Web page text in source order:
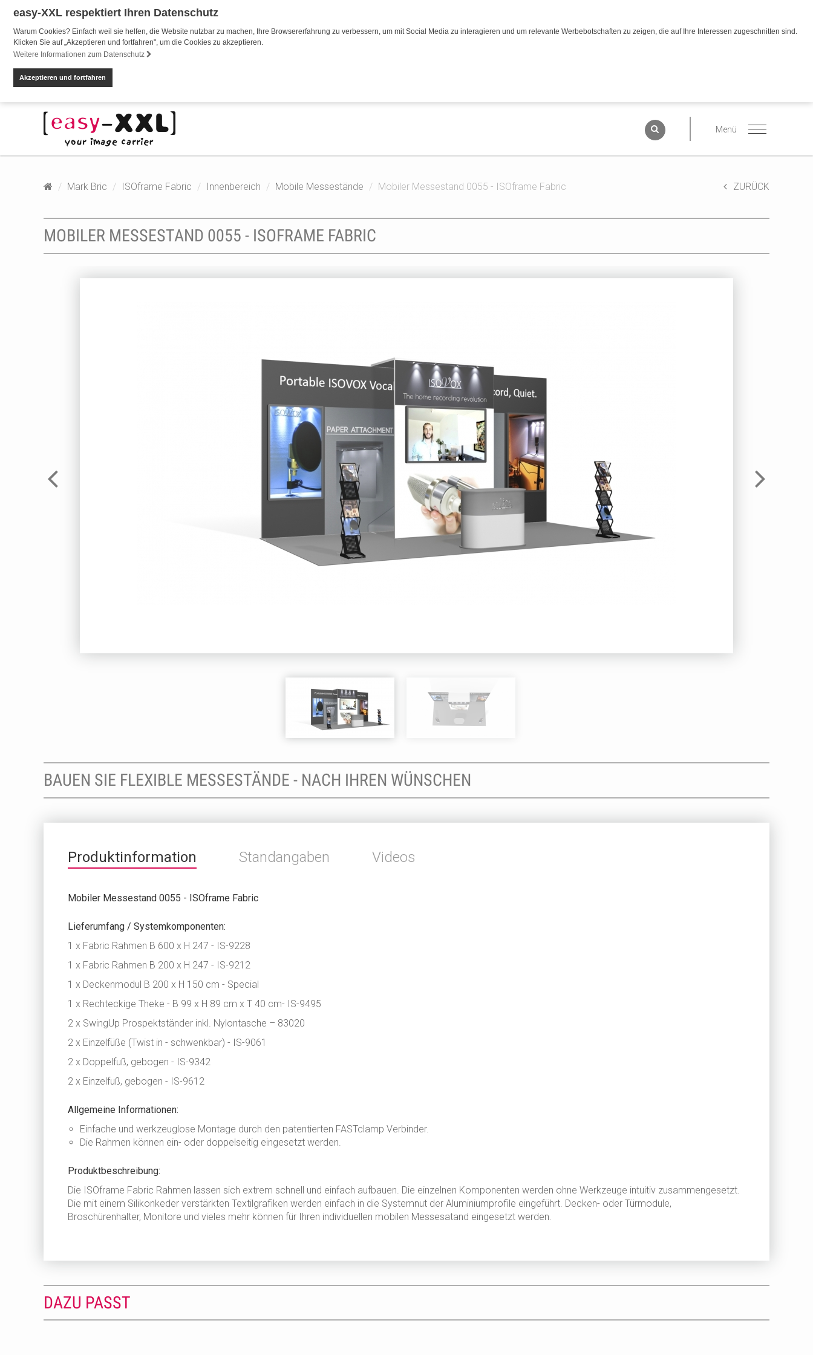
easy-XXL respektiert Ihren Datenschutz
Warum Cookies? Einfach weil sie helfen, die Website nutzbar zu machen, Ihre Browsererfahrung zu verbessern, um mit Social Media zu interagieren und um relevante Werbebotschaften zu zeigen, die auf Ihre Interessen zugeschnitten sind.
Klicken Sie auf „Akzeptieren und fortfahren", um die Cookies zu akzeptieren.
Weitere Informationen zum Datenschutz
Akzeptieren und fortfahren
Mark Bric ISOframe Fabric Innenbereich Mobile Messestände Mobiler Messestand 0055 - ISOframe Fabric ZURÜCK
MOBILER MESSESTAND 0055 - ISOFRAME FABRIC
BAUEN SIE FLEXIBLE MESSESTÄNDE - NACH IHREN WÜNSCHEN
Produktinformation Standangaben Videos
Mobiler Messestand 0055 - ISOframe Fabric
Lieferumfang / Systemkomponenten:
1 x Fabric Rahmen B 600 x H 247 - IS-9228
1 x Fabric Rahmen B 200 x H 247 - IS-9212
1 x Deckenmodul B 200 x H 150 cm - Special
1 x Rechteckige Theke - B 99 x H 89 cm x T 40 cm- IS-9495
2 x SwingUp Prospektständer inkl. Nylontasche – 83020
2 x Einzelfüße (Twist in - schwenkbar) - IS-9061
2 x Doppelfuß, gebogen - IS-9342
2 x Einzelfuß, gebogen - IS-9612
Allgemeine Informationen:
Einfache und werkzeuglose Montage durch den patentierten FASTclamp Verbinder.
Die Rahmen können ein- oder doppelseitig eingesetzt werden.
Produktbeschreibung:
Die ISOframe Fabric Rahmen lassen sich extrem schnell und einfach aufbauen. Die einzelnen Komponenten werden ohne Werkzeuge intuitiv zusammengesetzt.
Die mit einem Silikonkeder verstärkten Textilgrafiken werden einfach in die Systemnut der Aluminiumprofile eingeführt. Decken- oder Türmodule,
Broschürenhalter, Monitore und vieles mehr können für Ihren individuellen mobilen Messesatand eingesetzt werden.
DAZU PASST